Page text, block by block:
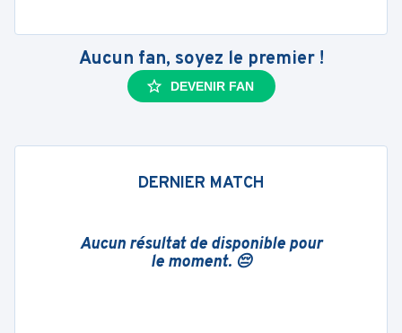
Aucun fan, soyez le premier !
DEVENIR FAN
DERNIER MATCH
Aucun résultat de disponible pour
le moment. 😔